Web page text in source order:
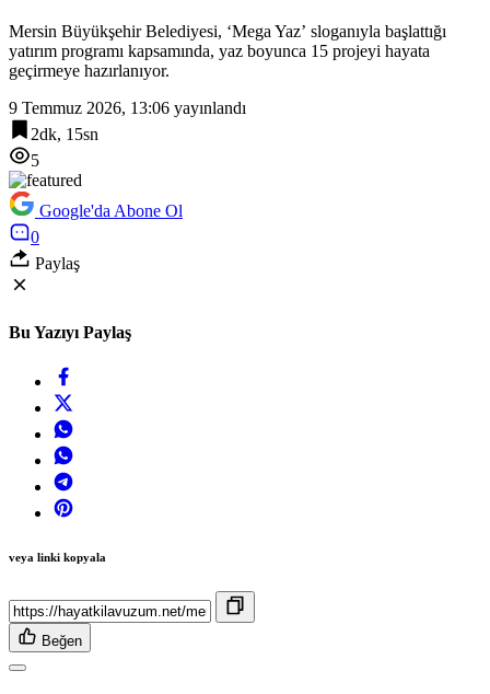
Mersin Büyükşehir Belediyesi, ‘Mega Yaz’ sloganıyla başlattığı
yatırım programı kapsamında, yaz boyunca 15 projeyi hayata
geçirmeye hazırlanıyor.
9 Temmuz 2026, 13:06 yayınlandı
2dk, 15sn
5
Google'da Abone Ol
0
Paylaş
Bu Yazıyı Paylaş
veya linki kopyala
Beğen